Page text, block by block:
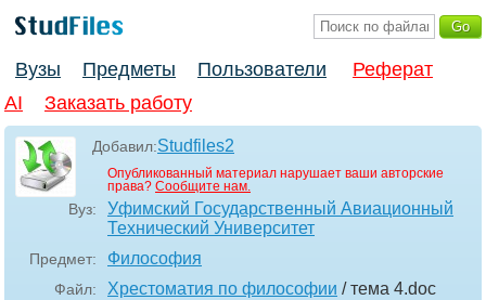
Вузы Предметы Пользователи
Реферат
AI
Заказать работу
Добавил:Studfiles2
Опубликованный материал нарушает ваши авторские
права? Сообщите нам.
Вуз:
Уфимский Государственный Авиационный
Технический Университет
Предмет: Философия
Файл: Хрестоматия по философии / тема 4.doc